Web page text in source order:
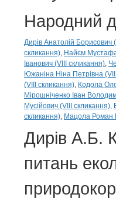
Народний
Дирів Анатолій Борисович
скликання) Найєм
Іванович (VIII скликання)
Южаніна Ніна Петрівна
(VIII скликання) Кодола
Мірошніченко Іван
Мусійович (VIII скликання)
скликання) Мацола Роман
Дирів А.Б.
питань